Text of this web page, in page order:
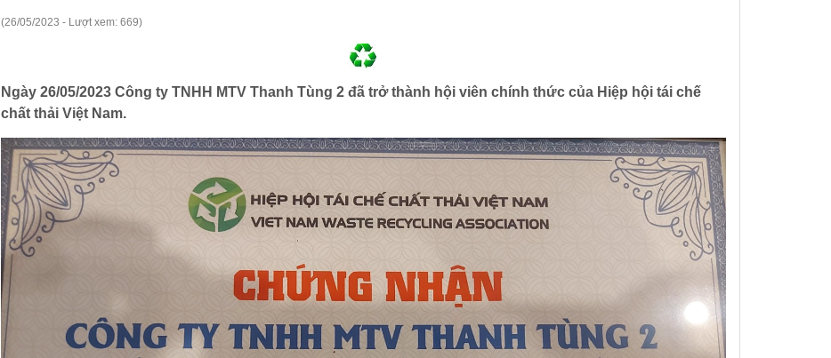
(26/05/2023 - Lượt xem: 669)
Ngày 26/05/2023 Công ty TNHH MTV Thanh Tùng 2 đã trở thành hội viên chính thức của Hiệp hội tái chế
chất thải Việt Nam.